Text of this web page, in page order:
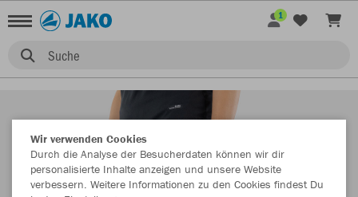
Suche
1
Wir verwenden Cookies
Durch die Analyse der Besucherdaten können wir dir
personalisierte Inhalte anzeigen und unsere Website
verbessern. Weitere Informationen zu den Cookies findest Du